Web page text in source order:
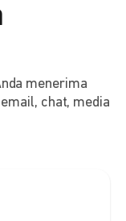
menerima
chat, media